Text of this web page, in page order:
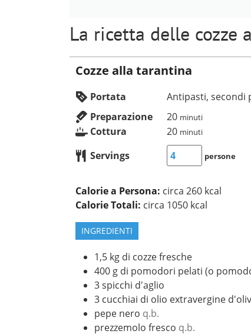
La ricetta delle cozze
Cozze alla tarantina
Portata
Antipasti, secondi
Preparazione
20 minuti
Cottura 20 minuti
Servings persone
Calorie a Persona: circa 260 kcal
Calorie Totali: circa 1050 kcal
INGREDIENTI
1,5 kg di cozze fresche
400 g di pomodori pelati (o
3 spicchi d'aglio
3 cucchiai di olio extravergine
pepe nero q.b.
prezzemolo fresco q.b.